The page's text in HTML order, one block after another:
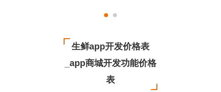
生鲜app开发价格表
_app商城开发功能价格
表